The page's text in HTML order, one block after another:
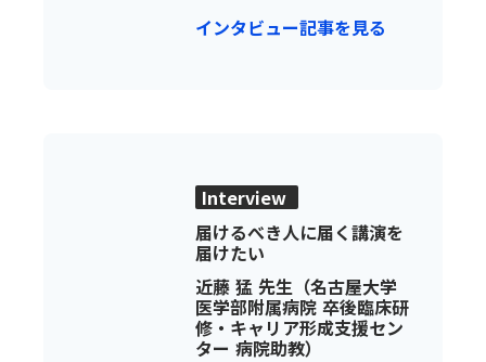
インタビュー記事を見る
Interview
届けるべき人に届く講演を
届けたい
近藤 猛 先生（名古屋大学
医学部附属病院 卒後臨床研
修・キャリア形成支援セン
ター 病院助教）